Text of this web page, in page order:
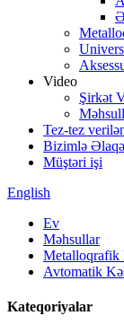
Video
Şirkət
Tez-tez
Bizimlə Əlaqə
Müştəri işi
English
Ev
Məhsullar
Metalloqrafik
Avtomatik
Kateqoriyalar